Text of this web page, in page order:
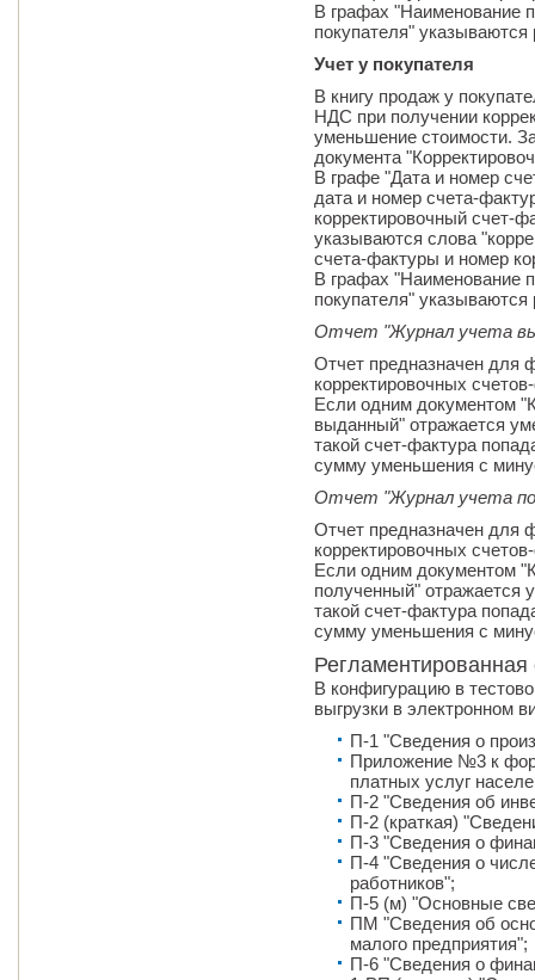
В графах "Наименование
покупателя" указываются
Учет у покупателя
В книгу продаж у
НДС при получении
уменьшение стоимости.
документа
В графе "Дата и номер
дата и номер счета-
корректировочный счет-
указываются слова
счета-фактуры и номер
В графах "Наименование
покупателя" указываются
Отчет "Журнал учета
Отчет предназначен для
корректировочных
Если одним документом
выданный" отражается
такой счет-фактура
сумму уменьшения с
Отчет "Журнал учета
Отчет предназначен для
корректировочных
Если одним документом
полученный" отражается
такой счет-фактура
сумму уменьшения с
Регламентированная
В конфигурацию в
выгрузки в электронном
П-1 "Сведения о
Приложение №3 к
платных услуг
П-2 "Сведения об
П-2 (краткая)
П-3 "Сведения о
П-4 "Сведения о
работников";
П-5 (м) "Основные
ПМ "Сведения об
малого предприятия";
П-6 "Сведения о